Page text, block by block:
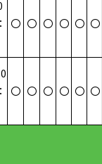
〇 〇 〇 〇 〇 〇
〇 〇 〇 〇 〇 〇